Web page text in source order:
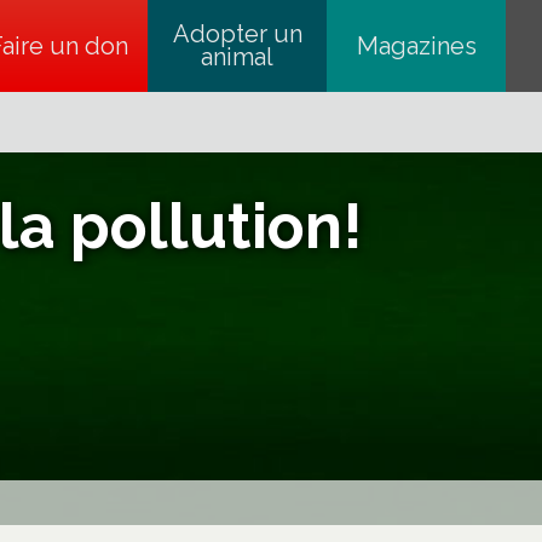
un don
s’ouvre dans un nouvel onglet
Adopter un
animal Magazines
pollution!